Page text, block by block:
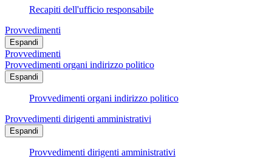
Recapiti dell'ufficio responsabile
Provvedimenti
Espandi
Provvedimenti
Provvedimenti organi indirizzo politico
Espandi
Provvedimenti organi indirizzo politico
Provvedimenti dirigenti amministrativi
Espandi
Provvedimenti dirigenti amministrativi